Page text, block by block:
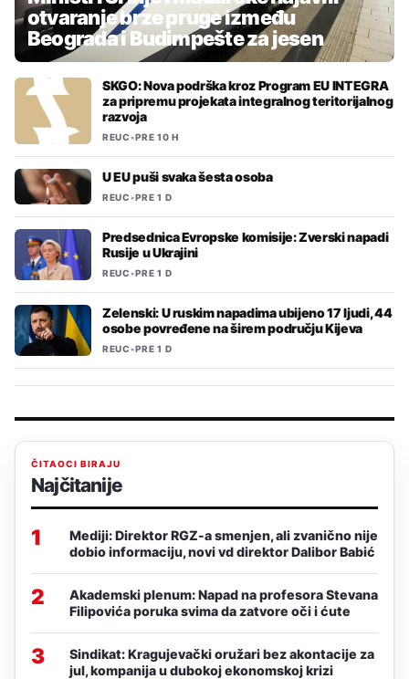
otvaranje brze pruge između
Beograda i Budimpešte za jesen
SKGO: Nova podrška kroz Program EU INTEGRA
za pripremu projekata integralnog teritorijalnog
razvoja
REUC•PRE 10 H
U EU puši svaka šesta osoba
REUC•PRE 1 D
Predsednica Evropske komisije: Zverski napadi
Rusije u Ukrajini
REUC•PRE 1 D
Zelenski: U ruskim napadima ubijeno 17 ljudi, 44
osobe povređene na širem području Kijeva
REUC•PRE 1 D
ČITAOCI BIRAJU
Najčitanije
1
Mediji: Direktor RGZ-a smenjen, ali zvanično nije
dobio informaciju, novi vd direktor Dalibor Babić
2
Akademski plenum: Napad na profesora Stevana
Filipovića poruka svima da zatvore oči i ćute
3
Sindikat: Kragujevački oružari bez akontacije za
jul, kompanija u dubokoj ekonomskoj krizi